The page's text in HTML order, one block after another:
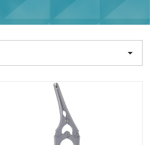
